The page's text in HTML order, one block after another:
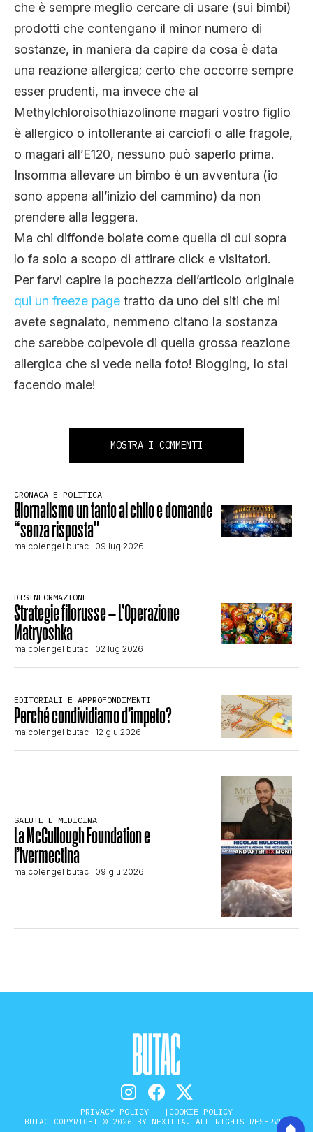
che è sempre meglio cercare di usare (sui bimbi)
prodotti che contengano il minor numero di
sostanze, in maniera da capire da cosa è data
una reazione allergica; certo che occorre sempre
esser prudenti, ma invece che al
Methylchloroisothiazolinone magari vostro figlio
è allergico o intollerante ai carciofi o alle fragole,
o magari all’E120, nessuno può saperlo prima.
Insomma allevare un bimbo è un avventura (io
sono appena all’inizio del cammino) da non
prendere alla leggera.
Ma chi diffonde boiate come quella di cui sopra
lo fa solo a scopo di attirare click e visitatori.
Per farvi capire la pochezza dell’articolo originale
qui un freeze page tratto da uno dei siti che mi
avete segnalato, nemmeno citano la sostanza
che sarebbe colpevole di quella grossa reazione
allergica che si vede nella foto! Blogging, lo stai
facendo male!
MOSTRA I COMMENTI
CRONACA E POLITICA
Giornalismo un tanto al chilo e domande
“senza risposta”
maicolengel butac | 09 lug 2026
DISINFORMAZIONE
Strategie filorusse – L’Operazione
Matryoshka
maicolengel butac | 02 lug 2026
EDITORIALI E APPROFONDIMENTI
Perché condividiamo d’impeto?
maicolengel butac | 12 giu 2026
SALUTE E MEDICINA
La McCullough Foundation e
l’ivermectina
maicolengel butac | 09 giu 2026
PRIVACY POLICY COOKIE POLICY
BUTAC COPYRIGHT © 2026 BY NEXILIA. ALL RIGHTS RESERVED